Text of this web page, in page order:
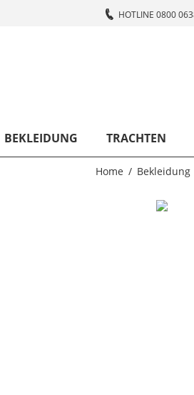
HOTLINE 0800
BEKLEIDUNG TRACHTEN
Home Bekleidung